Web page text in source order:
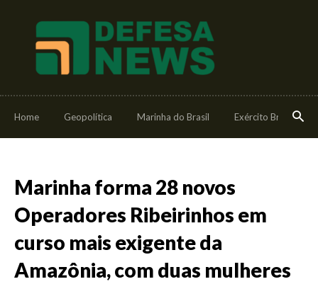
Home Geopolítica Marinha do Brasil Exército Brasileiro
Marinha forma 28 novos
Operadores Ribeirinhos em
curso mais exigente da
Amazônia, com duas mulheres